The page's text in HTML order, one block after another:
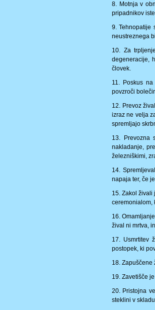
8. Motnja v
pripadnikov
9. Tehnopatije
neustreznega
10. Za
degeneracije,
človek.
11. Poskus
povzroči
12. Prevoz
izraz ne velja
spremljajo
13. Prevozna
nakladanje,
železniškimi,
14.
napaja ter, če
15. Zakol živali
ceremonialom,
16.
žival ni mrtva,
17. Usmrtitev
postopek, ki
18.
19. Zavetišče
20. Pristojna
steklini v